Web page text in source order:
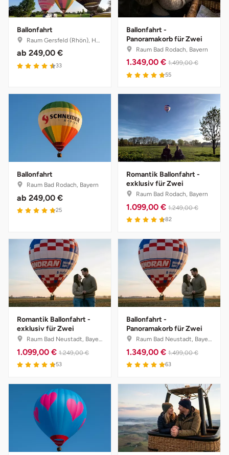
Ballonfahrt
Raum Gersfeld (Rhön), Hessen
ab 249,00 €
33
Ballonfahrt -
Panoramakorb für Zwei
Raum Bad Rodach, Bayern
1.349,00 € 1.499,00 €
55
Ballonfahrt
Raum Bad Rodach, Bayern
ab 249,00 €
25
Romantik Ballonfahrt -
exklusiv für Zwei
Raum Bad Rodach, Bayern
1.099,00 € 1.249,00 €
82
Romantik Ballonfahrt -
exklusiv für Zwei
Raum Bad Neustadt, Bayern
1.099,00 € 1.249,00 €
53
Ballonfahrt -
Panoramakorb für Zwei
Raum Bad Neustadt, Bayern
1.349,00 € 1.499,00 €
63
Mainz
Mecklenburgische Seenplatte
Meiningen
Mettingen
Moers
Mönchengladbach
München
Münster
Nagold
Neckarsulm
Nesselwang
Neumünster